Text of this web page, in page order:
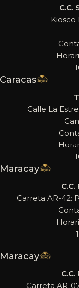
C.C.
Kiosco
Caracas
Calle La
Maracay
Carreta AR-42:
Maracay
Carreta AR-